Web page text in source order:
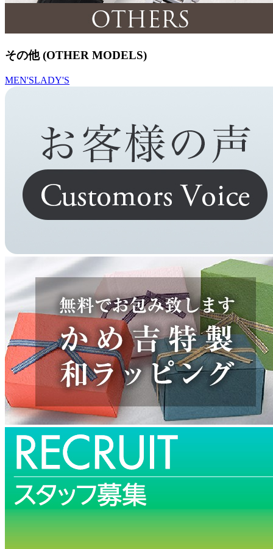
その他 (OTHER MODELS)
MEN'SLADY'S